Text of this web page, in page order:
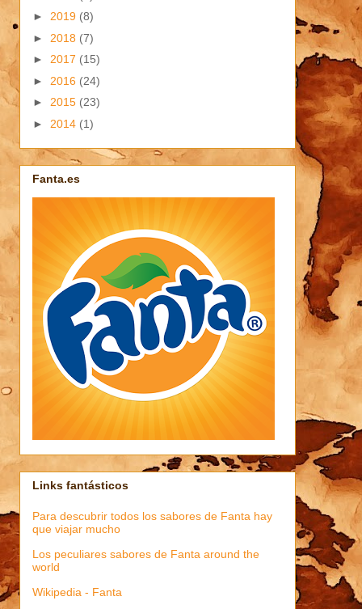
► 2019 (8)
► 2018 (7)
► 2017 (15)
► 2016 (24)
► 2015 (23)
► 2014 (1)
Fanta.es
Links fantásticos
Para descubrir todos los sabores de Fanta hay
que viajar mucho
Los peculiares sabores de Fanta around the
world
Wikipedia - Fanta